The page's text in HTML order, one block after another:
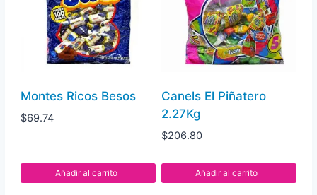
10
pz
cantidad
Montes Ricos Besos
$69.74
Añadir al carrito
Canels El Piñatero
2.27Kg
$206.80
Añadir al carrito